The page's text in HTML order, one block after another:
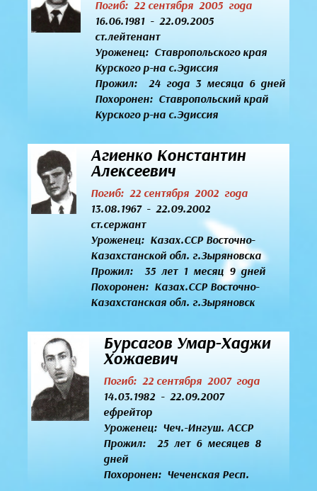
Погиб: 22 сентября 2005 года
16.06.1981 - 22.09.2005
ст.лейтенант
Уроженец: Ставропольского края
Курского р-на с.Эдиссия
Прожил: 24 года 3 месяца 6 дней
Похоронен: Ставропольский край
Курского р-на с.Эдиссия
Агиенко Константин
Алексеевич
Погиб: 22 сентября 2002 года
13.08.1967 - 22.09.2002
ст.сержант
Уроженец: Казах.CСР Восточно-
Казахстанской обл. г.Зыряновска
Прожил: 35 лет 1 месяц 9 дней
Похоронен: Казах.CСР Восточно-
Казахстанская обл. г.Зыряновск
Бурсагов Умар-Хаджи
Хожаевич
Погиб: 22 сентября 2007 года
14.03.1982 - 22.09.2007
ефрейтор
Уроженец:Чеч.-Ингуш. АССР
Прожил: 25 лет 6 месяцев 8
дней
Похоронен: Чеченская Респ.